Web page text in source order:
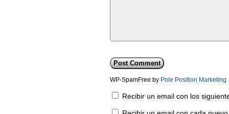
WP-SpamFree by Pole Position Marketing
Recibir un email con los